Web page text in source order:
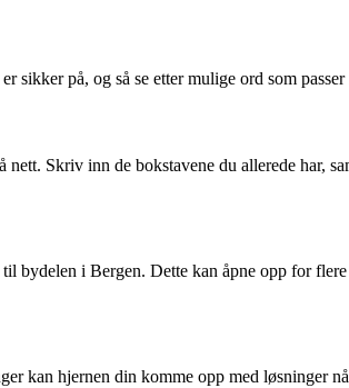
sikker på, og så se etter mulige ord som passer
Skriv inn de bokstavene du allerede har,
bydelen i Bergen. Dette kan åpne opp for
kan hjernen din komme opp med løsninger